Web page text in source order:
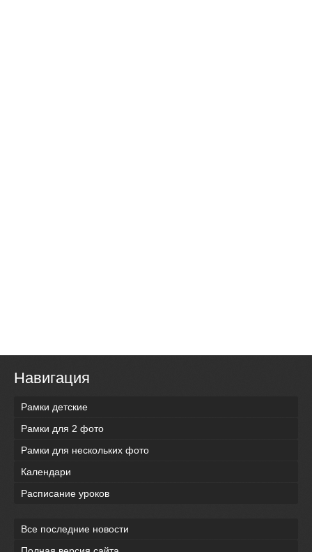
Навигация
Рамки детские
Рамки для 2 фото
Рамки для нескольких фото
Календари
Расписание уроков
Все последние новости